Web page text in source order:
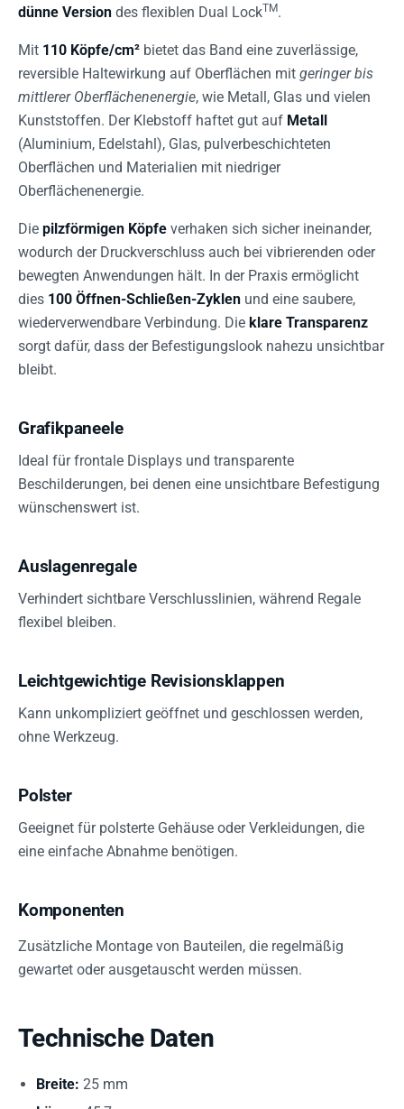
dünne Version des flexiblen Dual LockTM.
Mit 110 Köpfe/cm² bietet das Band eine zuverlässige,
reversible Haltewirkung auf Oberflächen mit geringer bis
mittlerer Oberflächenenergie, wie Metall, Glas und vielen
Kunststoffen. Der Klebstoff haftet gut auf Metall
(Aluminium, Edelstahl), Glas, pulverbeschichteten
Oberflächen und Materialien mit niedriger
Oberflächenenergie.
Die pilzförmigen Köpfe verhaken sich sicher ineinander,
wodurch der Druckverschluss auch bei vibrierenden oder
bewegten Anwendungen hält. In der Praxis ermöglicht
dies 100 Öffnen-Schließen-Zyklen und eine saubere,
wiederverwendbare Verbindung. Die klare Transparenz
sorgt dafür, dass der Befestigungslook nahezu unsichtbar
bleibt.
Grafikpaneele
Ideal für frontale Displays und transparente
Beschilderungen, bei denen eine unsichtbare Befestigung
wünschenswert ist.
Auslagenregale
Verhindert sichtbare Verschlusslinien, während Regale
flexibel bleiben.
Leichtgewichtige Revisionsklappen
Kann unkompliziert geöffnet und geschlossen werden,
ohne Werkzeug.
Polster
Geeignet für polsterte Gehäuse oder Verkleidungen, die
eine einfache Abnahme benötigen.
Komponenten
Zusätzliche Montage von Bauteilen, die regelmäßig
gewartet oder ausgetauscht werden müssen.
Technische Daten
Breite: 25 mm